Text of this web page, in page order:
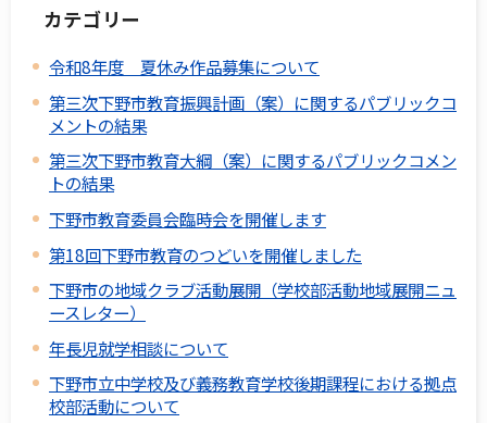
カテゴリー
令和8年度 夏休み作品募集について
第三次下野市教育振興計画（案）に関するパブリックコ
メントの結果
第三次下野市教育大綱（案）に関するパブリックコメン
トの結果
下野市教育委員会臨時会を開催します
第18回下野市教育のつどいを開催しました
下野市の地域クラブ活動展開（学校部活動地域展開ニュ
ースレター）
年長児就学相談について
下野市立中学校及び義務教育学校後期課程における拠点
校部活動について